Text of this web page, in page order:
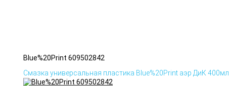
Blue%20Print 609502842
Смазка универсальная пластика Blue%20Print аэр ДиК 400мл